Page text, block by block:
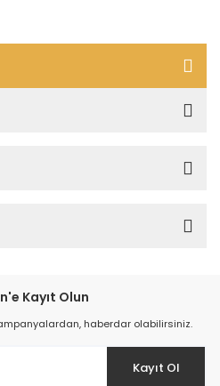
Kayıt Olun
haberdar olabilirsiniz.
Kayıt Ol